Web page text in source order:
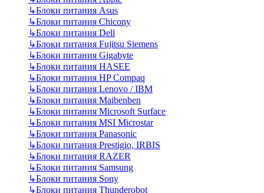
↳Блоки питания Asus
↳Блоки питания Chicony
↳Блоки питания Dell
↳Блоки питания Fujitsu Siemens
↳Блоки питания Gigabyte
↳Блоки питания HASEE
↳Блоки питания HP Compaq
↳Блоки питания Lenovo / IBM
↳Блоки питания Maibenben
↳Блоки питания Microsoft Surface
↳Блоки питания MSI Microstar
↳Блоки питания Panasonic
↳Блоки питания Prestigio, IRBIS
↳Блоки питания RAZER
↳Блоки питания Samsung
↳Блоки питания Sony
↳Блоки питания Thunderobot